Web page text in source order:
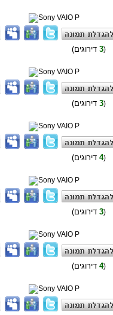
3)
3)
4)
3)
4)